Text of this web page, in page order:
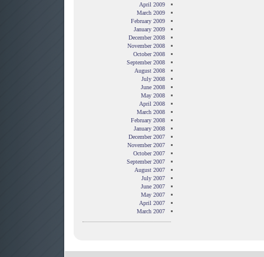
April 2009
March 2009
February 2009
January 2009
December 2008
November 2008
October 2008
September 2008
August 2008
July 2008
June 2008
May 2008
April 2008
March 2008
February 2008
January 2008
December 2007
November 2007
October 2007
September 2007
August 2007
July 2007
June 2007
May 2007
April 2007
March 2007